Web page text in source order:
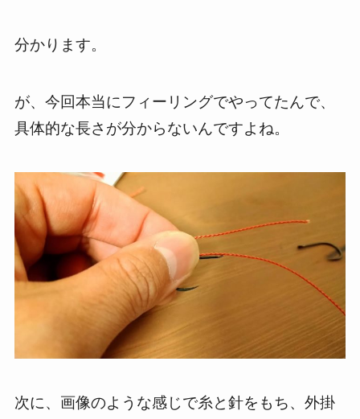
分かります。
が、今回本当にフィーリングでやってたんで、
具体的な長さが分からないんですよね。
次に、画像のような感じで糸と針をもち、外掛